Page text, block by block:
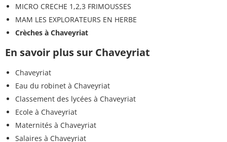
MICRO CRECHE 1,2,3 FRIMOUSSES
MAM LES EXPLORATEURS EN HERBE
Crèches à Chaveyriat
En savoir plus sur Chaveyriat
Chaveyriat
Eau du robinet à Chaveyriat
Classement des lycées à Chaveyriat
Ecole à Chaveyriat
Maternités à Chaveyriat
Salaires à Chaveyriat